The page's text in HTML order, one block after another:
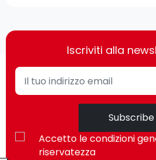
Prestazione
Tipo di prodotto
A
Utilizzo
raccomandato
Giocare
Iscriviti alla
Subscribe
Accetto le condizioni
riservatezza